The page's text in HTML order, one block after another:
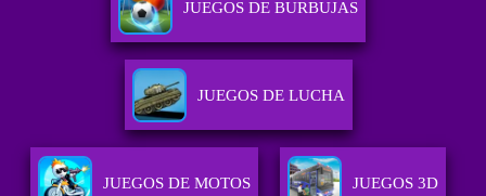
JUEGOS DE BURBUJAS
JUEGOS DE LUCHA
JUEGOS DE MOTOS JUEGOS 3D